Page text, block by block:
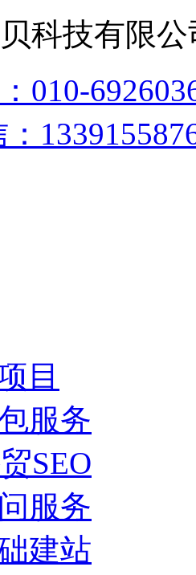
科技有限
010-
目
服务
SEO
服务
建站